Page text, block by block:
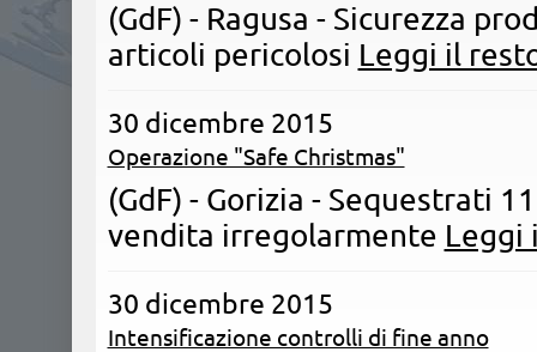
(GdF) - Ragusa - Sicurezza
articoli pericolosi Leggi il
30 dicembre 2015
Operazione "Safe Christmas"
(GdF) - Gorizia - Sequestrati
vendita irregolarmente Leggi
30 dicembre 2015
Intensificazione controlli di fine anno